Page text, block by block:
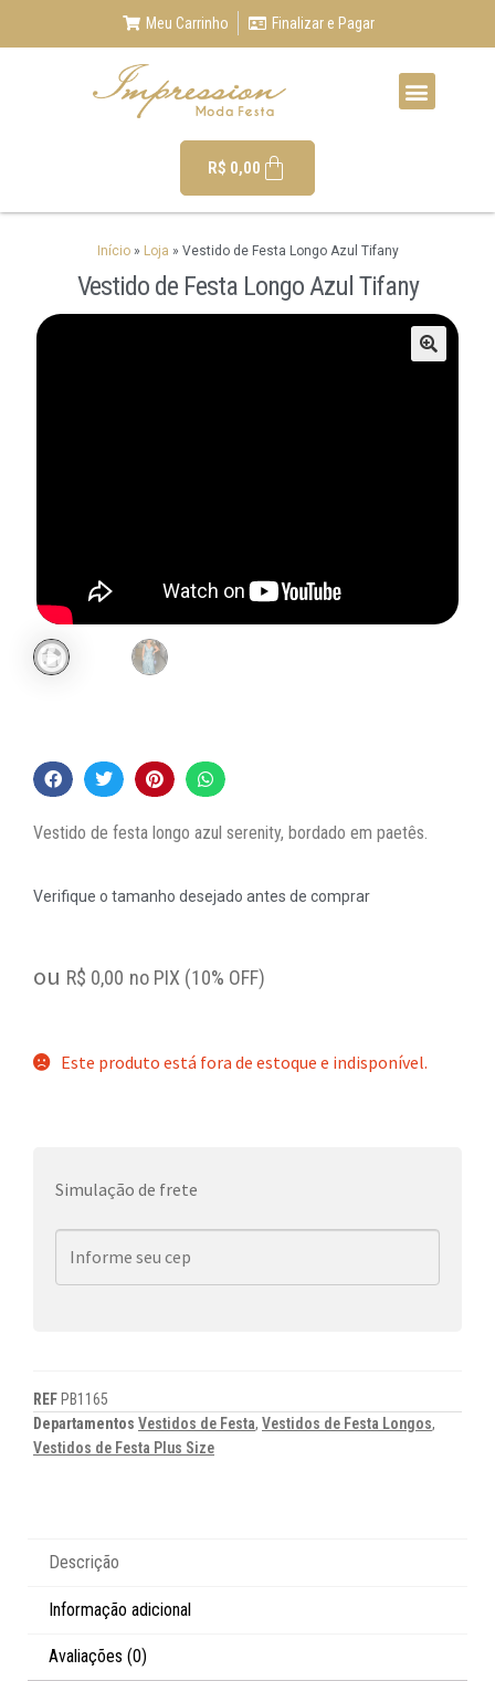
Meu Carrinho Finalizar e Pagar
R$ 0,00
Início» Loja » Vestido de Festa Longo Azul Tifany
Vestido de Festa Longo Azul Tifany
Vestido de festa longo azul serenity, bordado em paetês.
Verifique o tamanho desejado antes de comprar
ou R$ 0,00 no PIX (10% OFF)
Este produto está fora de estoque e indisponível.
Simulação de frete
REF PB1165
Departamentos Vestidos de Festa, Vestidos de Festa Longos,
Vestidos de Festa Plus Size
Descrição
Informação adicional
Avaliações (0)